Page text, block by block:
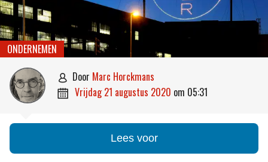
ONDERNEMEN
 door Marc Horckmans
 vrijdag 21 augustus 2020 om 05:31
Lees voor